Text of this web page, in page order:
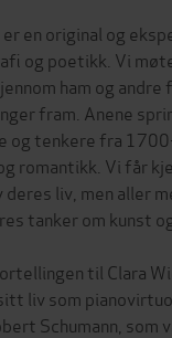
en original og
og poetikk. Vi
ham og andre
fram. Anene
og tenkere fra
romantikk. Vi får
liv, men aller
tanker om kunst
til Clara
liv som
Schumann, som